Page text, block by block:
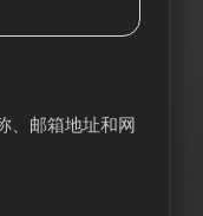
、邮箱地址和网